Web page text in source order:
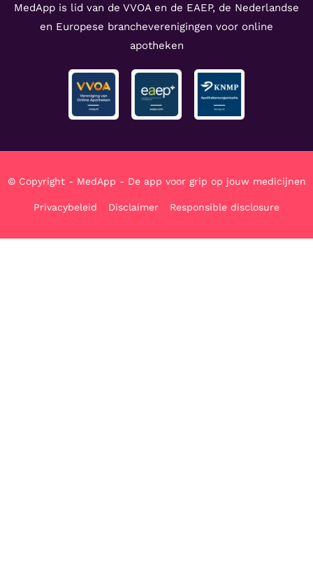
MedApp is lid van de VVOA en de EAEP, de Nederlandse
en Europese brancheverenigingen voor online
apotheken
© Copyright - MedApp - De app voor grip op jouw medicijnen
Privacybeleid Disclaimer Responsible disclosure